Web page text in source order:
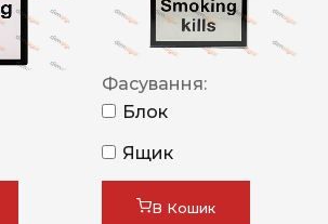
Фасування:
Блок
Ящик
В Кошик